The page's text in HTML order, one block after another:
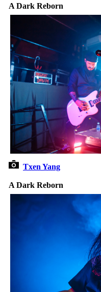
A Dark Reborn
Txen Yang
A Dark Reborn